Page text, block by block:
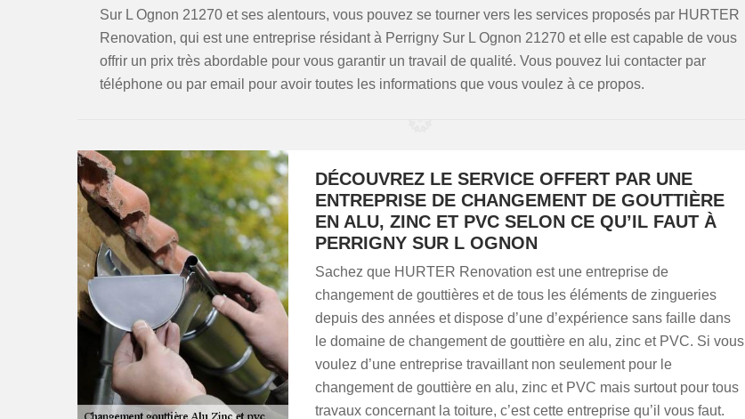
Sur L Ognon 21270 et ses alentours, vous pouvez se tourner vers les services proposés par HURTER
Renovation, qui est une entreprise résidant à Perrigny Sur L Ognon 21270 et elle est capable de vous
offrir un prix très abordable pour vous garantir un travail de qualité. Vous pouvez lui contacter par
téléphone ou par email pour avoir toutes les informations que vous voulez à ce propos.
DÉCOUVREZ LE SERVICE OFFERT PAR UNE
ENTREPRISE DE CHANGEMENT DE GOUTTIÈRE
EN ALU, ZINC ET PVC SELON CE QU’IL FAUT À
PERRIGNY SUR L OGNON
Sachez que HURTER Renovation est une entreprise de
changement de gouttières et de tous les éléments de zingueries
depuis des années et dispose d’une d’expérience sans faille dans
le domaine de changement de gouttière en alu, zinc et PVC. Si vous
voulez d’une entreprise travaillant non seulement pour le
changement de gouttière en alu, zinc et PVC mais surtout pour tous
travaux concernant la toiture, c’est cette entreprise qu’il vous faut.